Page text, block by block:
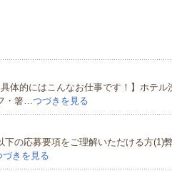
体的にはこんなお仕事です！】ホテル
・箸… つづきを見る
下の応募要項をご理解いただける方(1)
づきを見る